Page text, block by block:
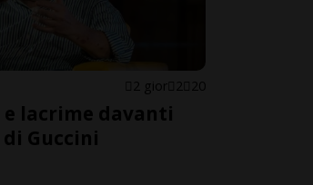
2 gior 2 20
e lacrime davanti
Guccini